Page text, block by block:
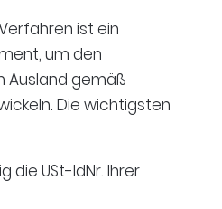
ist ein
um den
Ausland gemäß
Die wichtigsten
die USt-IdNr. Ihrer